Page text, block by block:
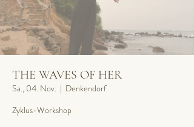
THE WAVES OF HER
Sa., 04. Nov.
  |
Denkendorf
Zyklus-Workshop